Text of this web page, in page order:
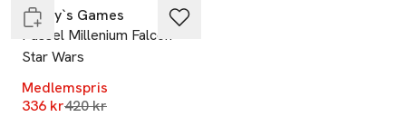
Ridley`s Games
Pussel Millenium Falcon
Star Wars
Medlemspris
336 krLägsta pris 30 dagar
420 kr